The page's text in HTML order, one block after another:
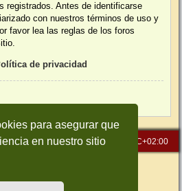
para asegurar que
en nuestro sitio
registrados. Antes de identificarse
con nuestros términos de uso y
favor lea las reglas de los foros
de privacidad
Todos los horarios son UTC+02:00